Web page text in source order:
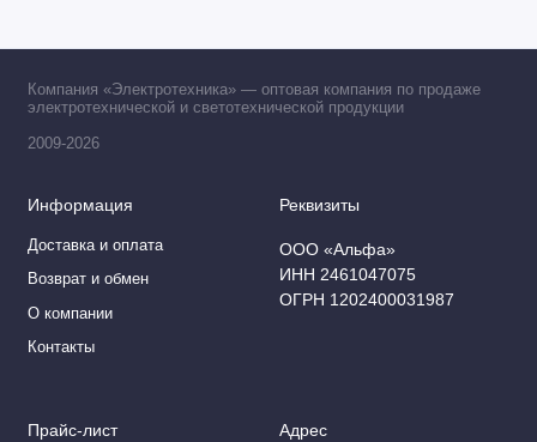
Компания «Электротехника» — оптовая компания по продаже
электротехнической и светотехнической продукции
2009-2026
Информация
Доставка и оплата
Возврат и обмен
О компании
Контакты
Реквизиты
ООО «Альфа»
ИНН 2461047075
ОГРН 1202400031987
Прайс-лист Адрес